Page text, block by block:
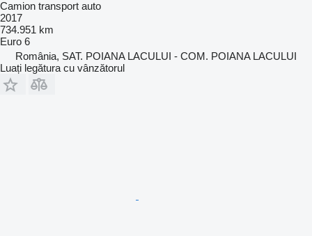
Camion transport auto
2017
734.951 km
Euro 6
România, SAT. POIANA LACULUI - COM. POIANA LACULUI
Luați legătura cu vânzătorul